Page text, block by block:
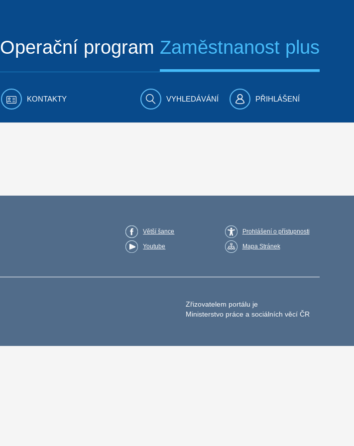
Operační program Zaměstnanost plus
KONTAKTY VYHLEDÁVÁNÍ PŘIHLÁŠENÍ
Větší šance
Youtube
Prohlášení o přístupnosti
Mapa Stránek
Zřizovatelem portálu je
Ministerstvo práce a sociálních věcí ČR